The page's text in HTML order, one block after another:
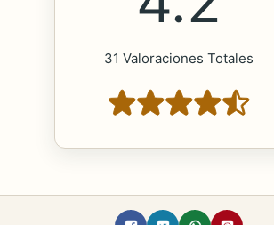
31 Valoraciones Totales